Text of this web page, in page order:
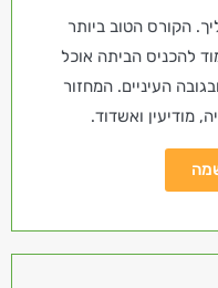
הקורס הטוב ביותר
להכניס הביתה אוכל
העיניים. המחזור
מודיעין ואשדוד.